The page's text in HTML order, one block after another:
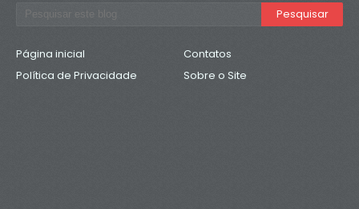
Página inicial
Contatos
Política de Privacidade
Sobre o Site